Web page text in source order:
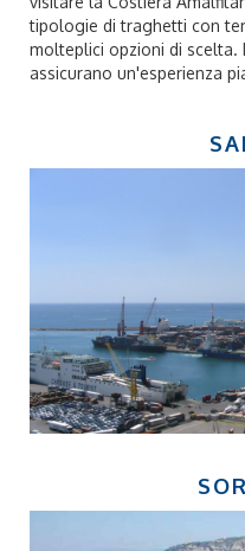
tipologie di traghetti con
molteplici opzioni di scelta.
assicurano un'esperienza